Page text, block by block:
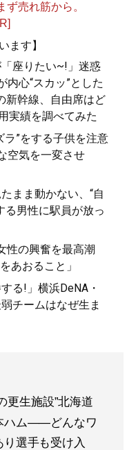
売れ筋から。
ます】
座りたい~!」迷惑
内心“スカッ”とした
新幹線、自由席はど
実績を調べてみた
”をする子供を注意
空気を一変させ
まま動かない、“自
る男性に駅員が放っ
性の興奮を最高潮
あおること」
る!」横浜DeNA・
チームはなぜ生ま
更生施設”北海道
ハム――どんなワ
り選手も受け入